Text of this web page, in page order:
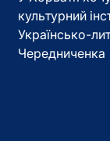
культурний
Українсько-
Чередниченка